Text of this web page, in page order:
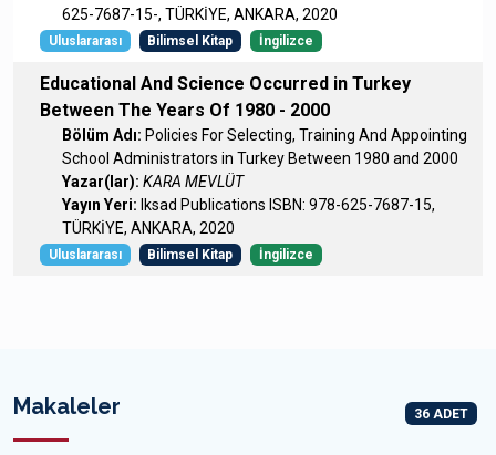
625-7687-15-, TÜRKİYE, ANKARA, 2020
Uluslararası Bilimsel Kitap İngilizce
Educational And Science Occurred in Turkey
Between The Years Of 1980 - 2000
Bölüm Adı: Policies For Selecting, Training And Appointing
School Administrators in Turkey Between 1980 and 2000
Yazar(lar): KARA MEVLÜT
Yayın Yeri: Iksad Publications ISBN: 978-625-7687-15,
TÜRKİYE, ANKARA, 2020
Uluslararası Bilimsel Kitap İngilizce
Makaleler 36 ADET